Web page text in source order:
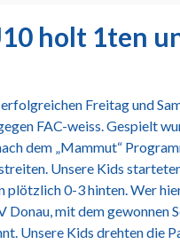
holt 1ten
Freitag und
FAC-weiss. Gespielt
dem „Mammut“
Unsere Kids
plötzlich 0-3 hinten. Wer
Donau, mit dem gewonnen
Unsere Kids drehten die